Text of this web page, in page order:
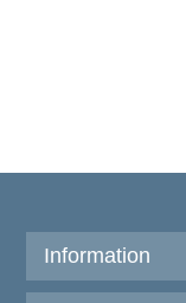
Information